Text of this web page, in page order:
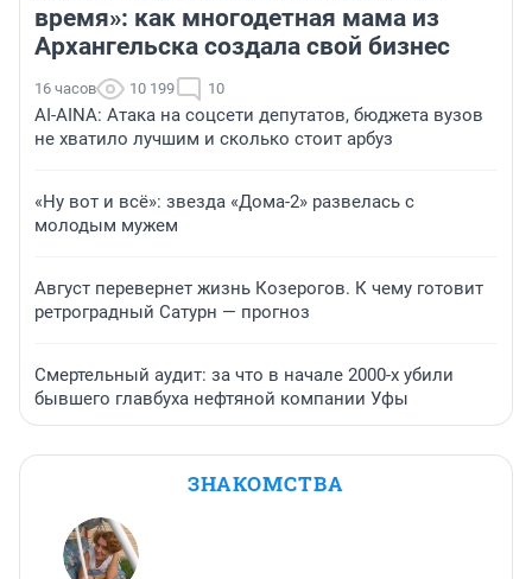
время»: как многодетная мама из
Архангельска создала свой бизнес
16 часов 10 199 10
AI-AINA: Атака на соцсети депутатов, бюджета вузов
не хватило лучшим и сколько стоит арбуз
«Ну вот и всё»: звезда «Дома-2» развелась с
молодым мужем
Август перевернет жизнь Козерогов. К чему готовит
ретроградный Сатурн — прогноз
Смертельный аудит: за что в начале 2000-х убили
бывшего главбуха нефтяной компании Уфы
ЗНАКОМСТВА